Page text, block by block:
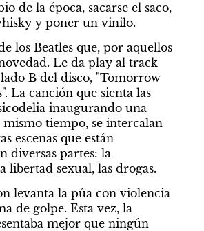
de la época, sacarse el saco,
y poner un vinilo.
los Beatles que, por aquellos
Le da play al track
B del disco, "Tomorrow
La canción que sienta las
inaugurando una
mismo tiempo, se intercalan
escenas que están
diversas partes: la
libertad sexual, las drogas.
levanta la púa con violencia
de golpe. Esta vez, la
mejor que ningún